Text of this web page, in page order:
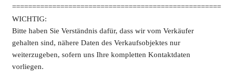
====================================================
WICHTIG:
Bitte haben Sie Verständnis dafür, dass wir vom Verkäufer
gehalten sind, nähere Daten des Verkaufsobjektes nur
weiterzugeben, sofern uns Ihre kompletten Kontaktdaten
vorliegen.